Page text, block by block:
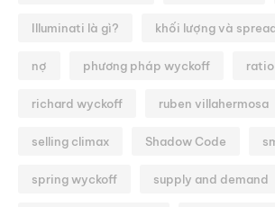
Illuminati là gì? khối lượng và
nợ phương pháp wyckoff
richard wyckoff ruben villahermosa
selling climax Shadow Code
spring wyckoff supply and demand